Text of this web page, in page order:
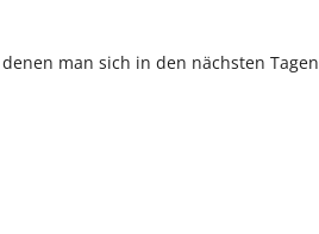
man sich in den nächsten Tagen